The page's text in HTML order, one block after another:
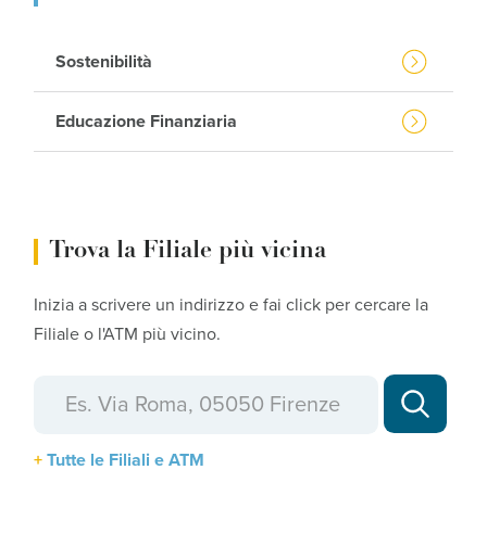
Sostenibilità
Educazione Finanziaria
Trova la Filiale più vicina
Inizia a scrivere un indirizzo e fai click per cercare la
Filiale o l'ATM più vicino.
Tutte le Filiali e ATM